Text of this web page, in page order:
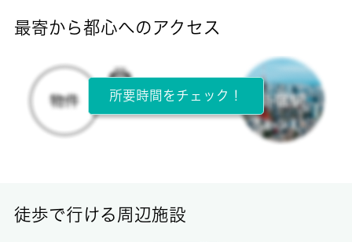
所在階
4階 / 4階建
最寄から都心へのアクセス
所要時間をチェック！
徒歩で行ける周辺施設